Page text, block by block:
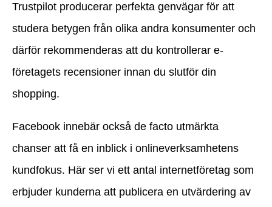
Trustpilot producerar perfekta genvägar för att
studera betygen från olika andra konsumenter och
därför rekommenderas att du kontrollerar e-
företagets recensioner innan du slutför din
shopping.
Facebook innebär också de facto utmärkta
chanser att få en inblick i onlineverksamhetens
kundfokus. Här ser vi ett antal internetföretag som
erbjuder kunderna att publicera en utvärdering av